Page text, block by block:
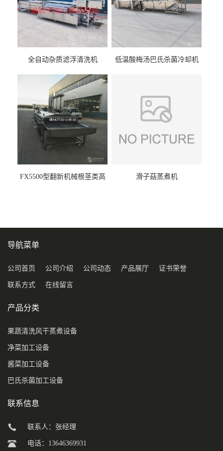
全自动杂质滤浮清洗机 低温酸梅汤巴氏杀菌冷却机
FX5500型翻新机械根茎类高
滑子菇蒸煮机
导航菜单
公司首页 公司介绍 公司动态 产品展厅 证书荣誉
联系方式 在线留言
产品分类
果蔬清洗风干蒸煮设备
净菜加工设备
酱菜加工设备
巴氏杀菌加工设备
联系信息
联系人：张经理
电话：13646369931